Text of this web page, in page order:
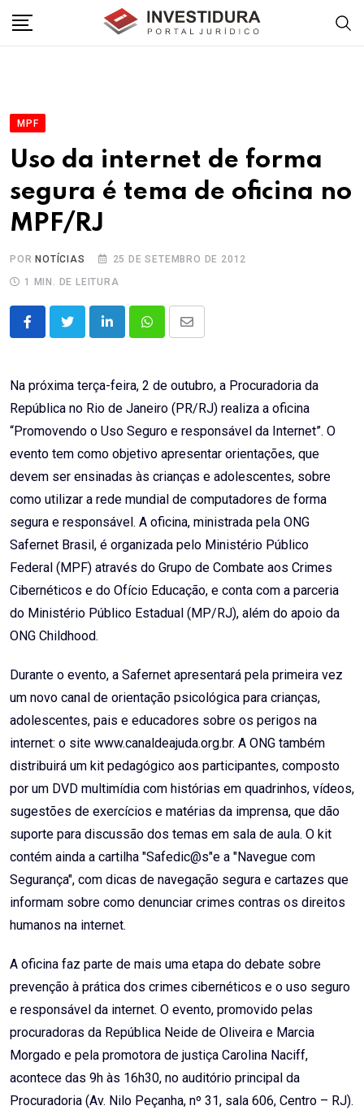
MPF
Uso da internet de forma
segura é tema de oficina no
MPF/RJ
POR NOTÍCIAS
25 DE SETEMBRO DE 2012
1 MIN. DE LEITURA
LinkedInWhatsappShare
Email
Na próxima terça-feira, 2 de outubro, a Procuradoria da
República no Rio de Janeiro (PR/RJ) realiza a oficina
“Promovendo o Uso Seguro e responsável da Internet”. O
evento tem como objetivo apresentar orientações, que
devem ser ensinadas às crianças e adolescentes, sobre
como utilizar a rede mundial de computadores de forma
segura e responsável. A oficina, ministrada pela ONG
Safernet Brasil, é organizada pelo Ministério Público
Federal (MPF) através do Grupo de Combate aos Crimes
Cibernéticos e do Ofício Educação, e conta com a parceria
do Ministério Público Estadual (MP/RJ), além do apoio da
ONG Childhood.
Durante o evento, a Safernet apresentará pela primeira vez
um novo canal de orientação psicológica para crianças,
adolescentes, pais e educadores sobre os perigos na
internet: o site www.canaldeajuda.org.br. A ONG também
distribuirá um kit pedagógico aos participantes, composto
por um DVD multimídia com histórias em quadrinhos, vídeos,
sugestões de exercícios e matérias da imprensa, que dão
suporte para discussão dos temas em sala de aula. O kit
contém ainda a cartilha "Safedic@s"e a "Navegue com
Segurança", com dicas de navegação segura e cartazes que
informam sobre como denunciar crimes contras os direitos
humanos na internet.
A oficina faz parte de mais uma etapa do debate sobre
prevenção à prática dos crimes cibernéticos e o uso seguro
e responsável da internet. O evento, promovido pelas
procuradoras da República Neide de Oliveira e Marcia
Morgado e pela promotora de justiça Carolina Naciff,
acontece das 9h às 16h30, no auditório principal da
Procuradoria (Av. Nilo Peçanha, nº 31, sala 606, Centro – RJ).